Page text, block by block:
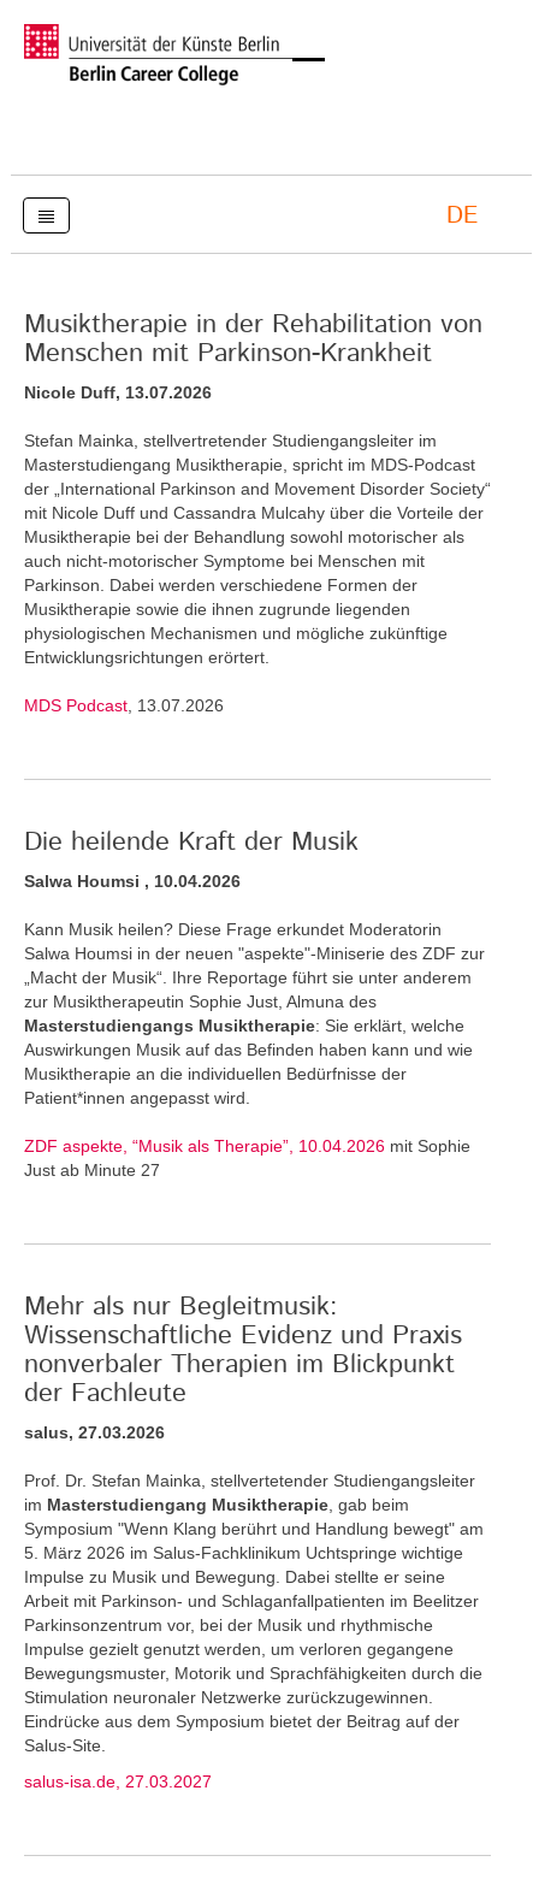
DE
Musiktherapie in der Rehabilitation von
Menschen mit Parkinson-Krankheit
Nicole Duff, 13.07.2026
Stefan Mainka, stellvertretender Studiengangsleiter im
Masterstudiengang Musiktherapie, spricht im MDS-Podcast
der „International Parkinson and Movement Disorder Society“
mit Nicole Duff und Cassandra Mulcahy über die Vorteile der
Musiktherapie bei der Behandlung sowohl motorischer als
auch nicht-motorischer Symptome bei Menschen mit
Parkinson. Dabei werden verschiedene Formen der
Musiktherapie sowie die ihnen zugrunde liegenden
physiologischen Mechanismen und mögliche zukünftige
Entwicklungsrichtungen erörtert.
MDS Podcast , 13.07.2026
Die heilende Kraft der Musik
Salwa Houmsi , 10.04.2026
Kann Musik heilen? Diese Frage erkundet Moderatorin
Salwa Houmsi in der neuen "aspekte"-Miniserie des ZDF zur
„Macht der Musik“. Ihre Reportage führt sie unter anderem
zur Musiktherapeutin Sophie Just, Almuna des
Masterstudiengangs Musiktherapie: Sie erklärt, welche
Auswirkungen Musik auf das Befinden haben kann und wie
Musiktherapie an die individuellen Bedürfnisse der
Patient*innen angepasst wird.
ZDF aspekte, “Musik als Therapie”, 10.04.2026 mit Sophie
Just ab Minute 27
Mehr als nur Begleitmusik:
Wissenschaftliche Evidenz und Praxis
nonverbaler Therapien im Blickpunkt
der Fachleute
salus, 27.03.2026
Prof. Dr. Stefan Mainka, stellvertetender Studiengangsleiter
im Masterstudiengang Musiktherapie , gab beim
Symposium "Wenn Klang berührt und Handlung bewegt" am
5. März 2026 im Salus-Fachklinikum Uchtspringe wichtige
Impulse zu Musik und Bewegung. Dabei stellte er seine
Arbeit mit Parkinson- und Schlaganfallpatienten im Beelitzer
Parkinsonzentrum vor, bei der Musik und rhythmische
Impulse gezielt genutzt werden, um verloren gegangene
Bewegungsmuster, Motorik und Sprachfähigkeiten durch die
Stimulation neuronaler Netzwerke zurückzugewinnen.
Eindrücke aus dem Symposium bietet der Beitrag auf der
Salus-Site.
salus-isa.de, 27.03.2027